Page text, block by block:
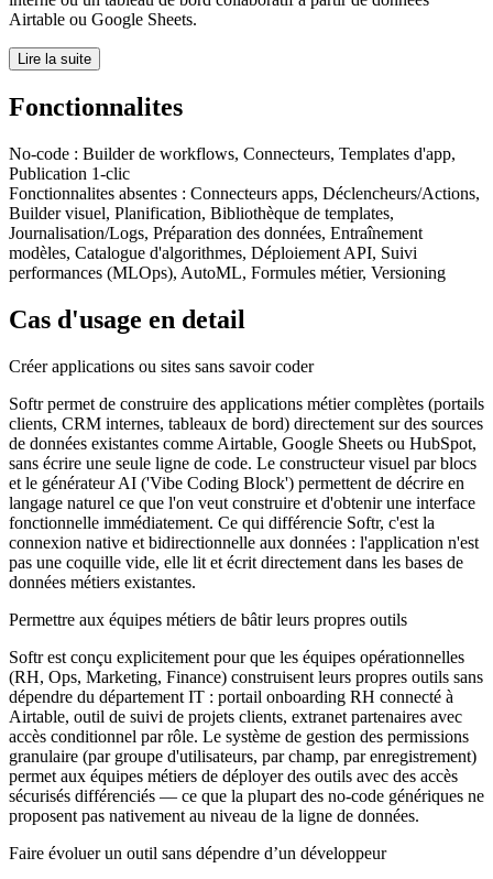
Airtable ou Google Sheets.
Lire la suite
Fonctionnalites
No-code : Builder de workflows, Connecteurs, Templates d'app,
Publication 1-clic
Fonctionnalites absentes : Connecteurs apps, Déclencheurs/Actions,
Builder visuel, Planification, Bibliothèque de templates,
Journalisation/Logs, Préparation des données, Entraînement
modèles, Catalogue d'algorithmes, Déploiement API, Suivi
performances (MLOps), AutoML, Formules métier, Versioning
Cas d'usage en detail
Créer applications ou sites sans savoir coder
Softr permet de construire des applications métier complètes (portails
clients, CRM internes, tableaux de bord) directement sur des sources
de données existantes comme Airtable, Google Sheets ou HubSpot,
sans écrire une seule ligne de code. Le constructeur visuel par blocs
et le générateur AI ('Vibe Coding Block') permettent de décrire en
langage naturel ce que l'on veut construire et d'obtenir une interface
fonctionnelle immédiatement. Ce qui différencie Softr, c'est la
connexion native et bidirectionnelle aux données : l'application n'est
pas une coquille vide, elle lit et écrit directement dans les bases de
données métiers existantes.
Permettre aux équipes métiers de bâtir leurs propres outils
Softr est conçu explicitement pour que les équipes opérationnelles
(RH, Ops, Marketing, Finance) construisent leurs propres outils sans
dépendre du département IT : portail onboarding RH connecté à
Airtable, outil de suivi de projets clients, extranet partenaires avec
accès conditionnel par rôle. Le système de gestion des permissions
granulaire (par groupe d'utilisateurs, par champ, par enregistrement)
permet aux équipes métiers de déployer des outils avec des accès
sécurisés différenciés — ce que la plupart des no-code génériques ne
proposent pas nativement au niveau de la ligne de données.
Faire évoluer un outil sans dépendre d’un développeur